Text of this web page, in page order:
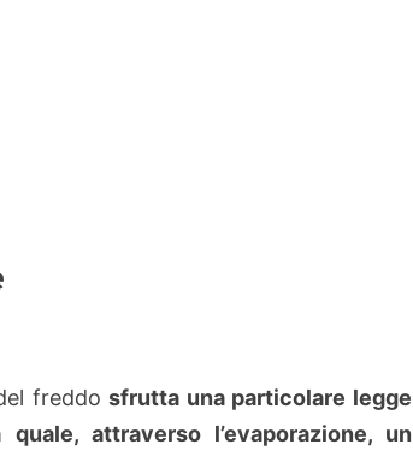
freddosfrutta una particolare legge
attraverso l’evaporazione, un